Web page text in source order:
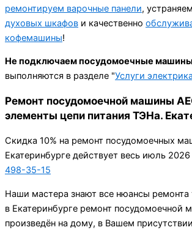
ремонтируем варочные панели, устраняем
духовых шкафов и качественно
кофемашины!
Не подключаем посудомоечные машины
выполняются в разделе "Услуги электрика
Ремонт посудомоечной машины
элементы цепи питания ТЭНа.
Cкидка 10% на ремонт посудомоечных
Екатеринбурге действует весь июль
498-35-15
Наши мастера знают все нюансы ремонта
в Екатеринбурге ремонт посудомоечной
произведён на дому, в Вашем